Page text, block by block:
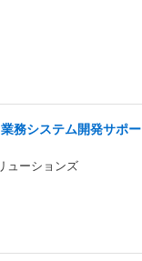
務システム開発サポー
ューションズ